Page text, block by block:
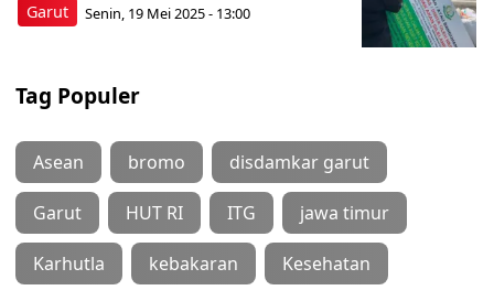
Garut Senin, 19 Mei 2025 - 13:00
Tag Populer
Asean bromo disdamkar garut
Garut HUT RI ITG jawa timur
Karhutla kebakaran Kesehatan